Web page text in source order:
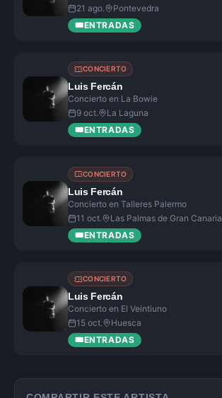
21 ago.
Pontevedra
🎟️ENTRADAS
CONCIERTO
Luis Fercán
Concierto en La Bowie
9 oct.
La Laguna
🎟️ENTRADAS
CONCIERTO
Luis Fercán
Concierto en Talleres Palermo
11 oct.
Las Palmas de Gran Canaria
🎟️ENTRADAS
CONCIERTO
Luis Fercán
Concierto en El Veintiuno
15 oct.
Huesca
🎟️ENTRADAS